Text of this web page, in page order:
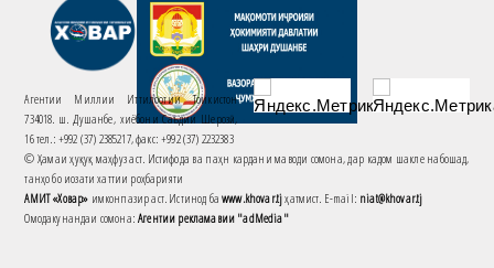
Агентии Миллии Иттилоотии Тоҷикистон
734018. ш. Душанбе, хиёбони Саъдии Шерозӣ,
16 тел.: +992 (37) 2385217, факс: +992 (37) 2232383
© Ҳамаи ҳуқуқ маҳфуз аст. Истифода ва паҳн кардани маводи сомона, дар кадом шакле набошад,
танҳо бо иҷозати хаттии роҳбарияти
АМИТ «Ховар» имконпазир аст. Истинод баwww.khovar.tjҳатмист. E-mail: niat@khovar.tj
Омодакунандаи сомона:Агентии рекламавии "adMedia"